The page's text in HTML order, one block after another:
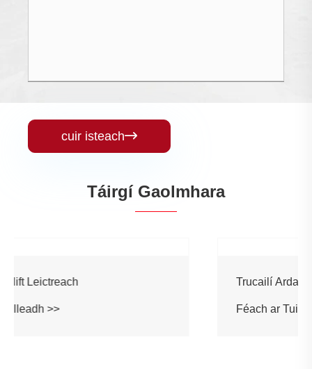
cuir isteach
Táirgí Gaolmhara
Trucailí pailléid leictreacha
Féach ar Tuilleadh >>